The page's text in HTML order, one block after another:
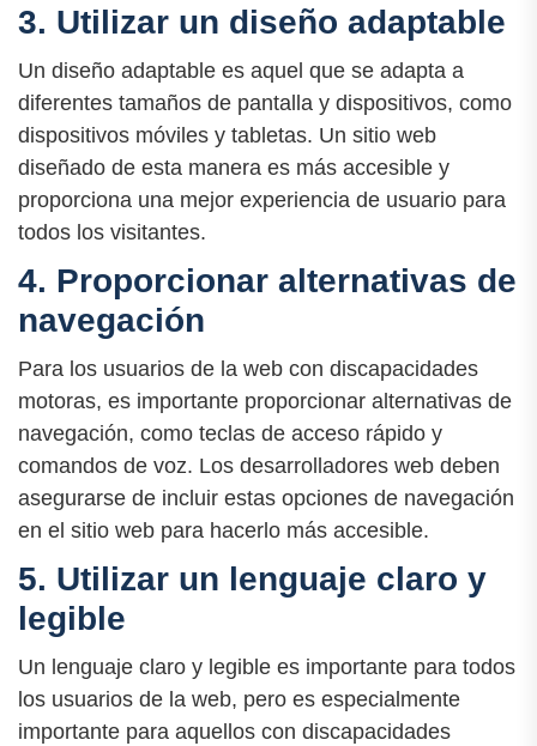
3. Utilizar un diseño adaptable
Un diseño adaptable es aquel que se adapta a
diferentes tamaños de pantalla y dispositivos, como
dispositivos móviles y tabletas. Un sitio web
diseñado de esta manera es más accesible y
proporciona una mejor experiencia de usuario para
todos los visitantes.
4. Proporcionar alternativas de
navegación
Para los usuarios de la web con discapacidades
motoras, es importante proporcionar alternativas de
navegación, como teclas de acceso rápido y
comandos de voz. Los desarrolladores web deben
asegurarse de incluir estas opciones de navegación
en el sitio web para hacerlo más accesible.
5. Utilizar un lenguaje claro y
legible
Un lenguaje claro y legible es importante para todos
los usuarios de la web, pero es especialmente
importante para aquellos con discapacidades